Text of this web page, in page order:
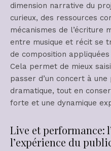
dimension narrative du
curieux, des ressources
mécanismes de l’écriture
entre musique et récit se
de composition
Cela permet de mieux
passer d’un concert à
dramatique, tout en
forte et une dynamique
Live et performance:
l’expérience du